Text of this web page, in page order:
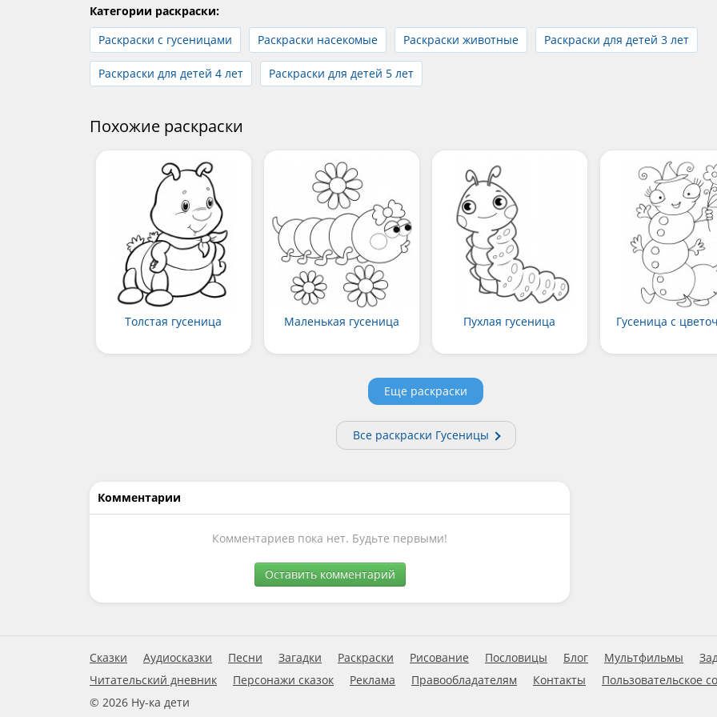
Категории раскраски:
Раскраски с гусеницами
Раскраски насекомые Раскраски животные Раскраски для детей 3 лет
Раскраски для детей 4 лет Раскраски для детей 5 лет
Похожие раскраски
Толстая гусеница Маленькая гусеница Пухлая гусеница Гусеница с
Еще раскраски
Все раскраски Гусеницы
Комментарии
Комментариев пока нет. Будьте первыми!
Оставить комментарий
Сказки Аудиосказки Песни Загадки Раскраски Рисование Пословицы Блог Мультфильмы
Читательский дневник
Персонажи сказок Реклама Правообладателям Контакты
Пользовательское
© 2026 Ну-ка дети